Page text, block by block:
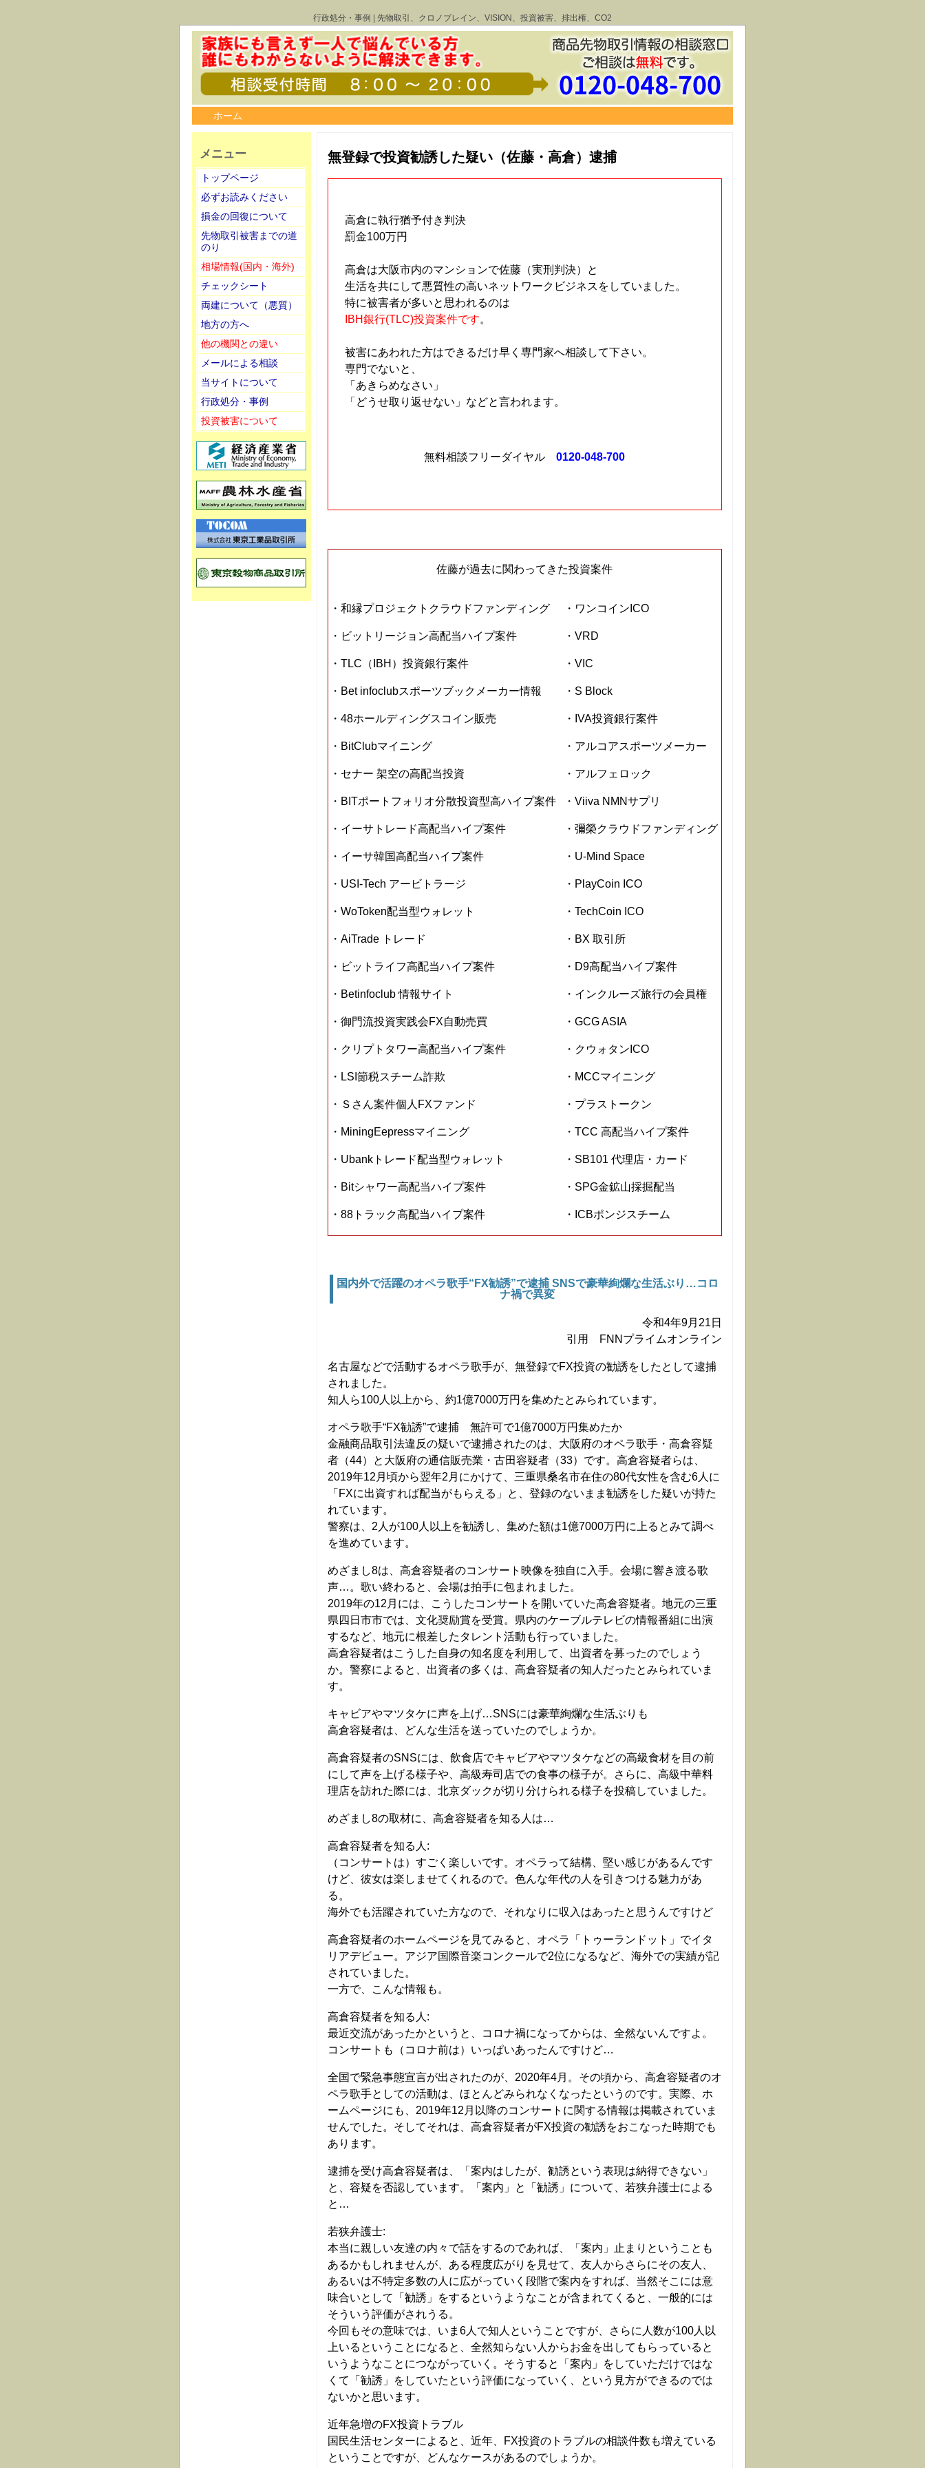
行政処分・事例 | 先物取引、クロノブレイン、VISION、投資被害、排出権、CO2
ホーム
無登録で投資勧誘した疑い（佐藤・高倉）逮捕
高倉に執行猶予付き判決
罰金100万円
高倉は大阪市内のマンションで佐藤（実刑判決）と
生活を共にして悪質性の高いネットワークビジネスをしていました。
特に被害者が多いと思われるのは
IBH銀行(TLC)投資案件です。
被害にあわれた方はできるだけ早く専門家へ相談して下さい。
専門でないと、
「あきらめなさい」
「どうせ取り返せない」などと言われます。
無料相談フリーダイヤル0120-048-700
佐藤が過去に関わってきた投資案件
・和縁プロジェクトクラウドファンディング
・ビットリージョン高配当ハイプ案件
・TLC（IBH）投資銀行案件
・Bet infoclubスポーツブックメーカー情報
・48ホールディングスコイン販売
・BitClubマイニング
・セナー 架空の高配当投資
・BITポートフォリオ分散投資型高ハイプ案件
・イーサトレード高配当ハイプ案件
・イーサ韓国高配当ハイプ案件
・USI-Tech アービトラージ
・WoToken配当型ウォレット
・AiTrade トレード
・ビットライフ高配当ハイプ案件
・Betinfoclub 情報サイト
・御門流投資実践会FX自動売買
・クリプトタワー高配当ハイプ案件
・LSI節税スチーム詐欺
・Ｓさん案件個人FXファンド
・MiningEepressマイニング
・Ubankトレード配当型ウォレット
・Bitシャワー高配当ハイプ案件
・88トラック高配当ハイプ案件
・ワンコインICO
・VRD
・VIC
・S Block
・IVA投資銀行案件
・アルコアスポーツメーカー
・アルフェロック
・Viiva NMNサプリ
・彌榮クラウドファンディング
・U-Mind Space
・PlayCoin ICO
・TechCoin ICO
・BX 取引所
・D9高配当ハイプ案件
・インクルーズ旅行の会員権
・GCG ASIA
・クウォタンICO
・MCCマイニング
・プラストークン
・TCC 高配当ハイプ案件
・SB101 代理店・カード
・SPG金鉱山採掘配当
・ICBポンジスチーム
国内外で活躍のオペラ歌手“FX勧誘”で逮捕 SNSで豪華絢爛な生活ぶり…コロ
ナ禍で異変
令和4年9月21日
引用 FNNプライムオンライン
名古屋などで活動するオペラ歌手が、無登録でFX投資の勧誘をしたとして逮捕
されました。
知人ら100人以上から、約1億7000万円を集めたとみられています。
オペラ歌手“FX勧誘”で逮捕 無許可で1億7000万円集めたか
金融商品取引法違反の疑いで逮捕されたのは、大阪府のオペラ歌手・高倉容疑
者（44）と大阪府の通信販売業・古田容疑者（33）です。高倉容疑者らは、
2019年12月頃から翌年2月にかけて、三重県桑名市在住の80代女性を含む6人に
「FXに出資すれば配当がもらえる」と、登録のないまま勧誘をした疑いが持た
れています。
警察は、2人が100人以上を勧誘し、集めた額は1億7000万円に上るとみて調べ
を進めています。
めざまし8は、高倉容疑者のコンサート映像を独自に入手。会場に響き渡る歌
声…。歌い終わると、会場は拍手に包まれました。
2019年の12月には、こうしたコンサートを開いていた高倉容疑者。地元の三重
県四日市市では、文化奨励賞を受賞。県内のケーブルテレビの情報番組に出演
するなど、地元に根差したタレント活動も行っていました。
高倉容疑者はこうした自身の知名度を利用して、出資者を募ったのでしょう
か。警察によると、出資者の多くは、高倉容疑者の知人だったとみられていま
す。
キャビアやマツタケに声を上げ…SNSには豪華絢爛な生活ぶりも
高倉容疑者は、どんな生活を送っていたのでしょうか。
高倉容疑者のSNSには、飲食店でキャビアやマツタケなどの高級食材を目の前
にして声を上げる様子や、高級寿司店での食事の様子が。さらに、高級中華料
理店を訪れた際には、北京ダックが切り分けられる様子を投稿していました。
めざまし8の取材に、高倉容疑者を知る人は…
高倉容疑者を知る人:
（コンサートは）すごく楽しいです。オペラって結構、堅い感じがあるんです
けど、彼女は楽しませてくれるので。色んな年代の人を引きつける魅力があ
る。
海外でも活躍されていた方なので、それなりに収入はあったと思うんですけど
高倉容疑者のホームページを見てみると、オペラ「トゥーランドット」でイタ
リアデビュー。アジア国際音楽コンクールで2位になるなど、海外での実績が記
されていました。
一方で、こんな情報も。
高倉容疑者を知る人:
最近交流があったかというと、コロナ禍になってからは、全然ないんですよ。
コンサートも（コロナ前は）いっぱいあったんですけど…
全国で緊急事態宣言が出されたのが、2020年4月。その頃から、高倉容疑者のオ
ペラ歌手としての活動は、ほとんどみられなくなったというのです。実際、ホ
ームページにも、2019年12月以降のコンサートに関する情報は掲載されていま
せんでした。そしてそれは、高倉容疑者がFX投資の勧誘をおこなった時期でも
あります。
逮捕を受け高倉容疑者は、「案内はしたが、勧誘という表現は納得できない」
と、容疑を否認しています。「案内」と「勧誘」について、若狭弁護士による
と…
若狭弁護士:
本当に親しい友達の内々で話をするのであれば、「案内」止まりということも
あるかもしれませんが、ある程度広がりを見せて、友人からさらにその友人、
あるいは不特定多数の人に広がっていく段階で案内をすれば、当然そこには意
味合いとして「勧誘」をするというようなことが含まれてくると、一般的には
そういう評価がされうる。
今回もその意味では、いま6人で知人ということですが、さらに人数が100人以
上いるということになると、全然知らない人からお金を出してもらっていると
いうようなことにつながっていく。そうすると「案内」をしていただけではな
くて「勧誘」をしていたという評価になっていく、という見方ができるのでは
ないかと思います。
近年急増のFX投資トラブル
国民生活センターによると、近年、FX投資のトラブルの相談件数も増えている
ということですが、どんなケースがあるのでしょうか。
メニュー
トップページ
必ずお読みください
損金の回復について
先物取引被害までの道
のり
相場情報(国内・海外)
チェックシート
両建について（悪質）
地方の方へ
他の機関との違い
メールによる相談
当サイトについて
行政処分・事例
投資被害について